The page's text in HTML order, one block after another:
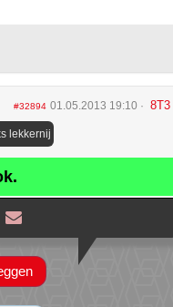
#32894 01.05.2013 19:10 8T3
lekkernij